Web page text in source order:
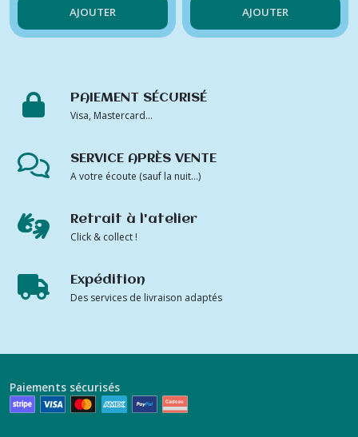
AJOUTER AJOUTER
PAIEMENT SÉCURISÉ
Visa, Mastercard...
SERVICE APRÈS VENTE
A votre écoute (sauf la nuit...)
Retrait à l'atelier
Click & collect !
Expédition
Des services de livraison adaptés
Paiements sécurisés